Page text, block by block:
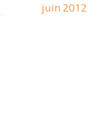
juin 2012